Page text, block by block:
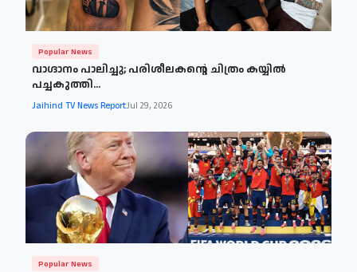
Popular News
വാഗ്ദാനം പാലിച്ചു; പരിശീലകന്റെ ചിത്രം കയ്യിൽ
പച്ചകുത്തി...
Jaihind TV News ReportJul 29, 2026
Popular News